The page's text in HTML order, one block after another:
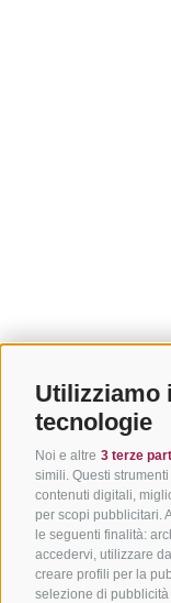
Utilizziamo
tecnologie
Noi e altre 3 terze
simili. Questi
contenuti digitali,
per scopi pubblicitari.
le seguenti finalità:
accedervi, utilizzare
creare profili per la
selezione di